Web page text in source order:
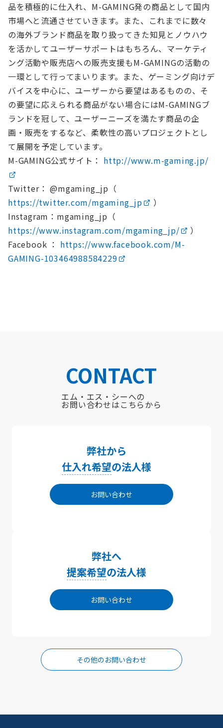
品を積極的に仕入れ、M-GAMING発の商品として国内
市場へと流通させていきます。また、これまでに数々
の海外ブランド商品を取り扱ってきた知見とノウハウ
を活かしてユーザーサポートはもちろん、マーケティ
ング活動や販売店への販売支援もM-GAMINGの活動の
一環として行ってまいります。また、ゲーミング向けデ
バイスを中心に、ユーザーから要望はあるものの、そ
の要望に応えられる商品がない場合にはM-GAMINGブ
ランドを冠して、ユーザーニーズを満たす商品の企
画・販売をするなど、柔軟性の高いプロジェクトとし
て展開を予定しています。
M-GAMING公式サイト： http://www.m-gaming.jp/
Twitter： @mgaming_jp（
https://twitter.com/mgaming_jp
）
Instagram：mgaming_jp（
https://www.instagram.com/mgaming_jp/
）
Facebook ： https://www.facebook.com/M-
GAMING-103464988584229
CONTACT
エム・エス・シーへの
お問い合わせはこちらから
弊社から
仕入れ希望の法人様
お問い合わせ
弊社へ
提案希望の法人様
お問い合わせ
その他のお問い合わせ